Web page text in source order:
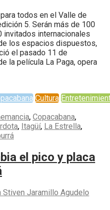
todos en el Valle de
5. Serán más de 100
invitados internacionales
los espacios dispuestos,
el pasado 11 de
la película La Paga, opera
Cultura
, Copacabana,
, Itagüí, La Estrella,
el pico y placa
Stiven Jaramillo Agudelo